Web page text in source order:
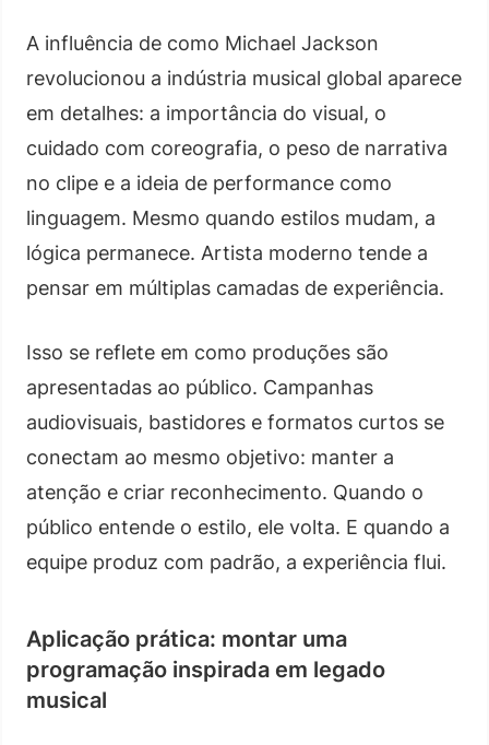
A influência de como Michael Jackson
revolucionou a indústria musical global aparece
em detalhes: a importância do visual, o
cuidado com coreografia, o peso de narrativa
no clipe e a ideia de performance como
linguagem. Mesmo quando estilos mudam, a
lógica permanece. Artista moderno tende a
pensar em múltiplas camadas de experiência.
Isso se reflete em como produções são
apresentadas ao público. Campanhas
audiovisuais, bastidores e formatos curtos se
conectam ao mesmo objetivo: manter a
atenção e criar reconhecimento. Quando o
público entende o estilo, ele volta. E quando a
equipe produz com padrão, a experiência flui.
Aplicação prática: montar uma
programação inspirada em legado
musical